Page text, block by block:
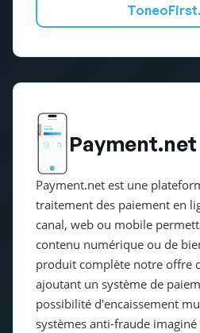
Payment.net
Payment.net est une
traitement des paiement en
canal, web ou mobile
contenu numérique ou de
produit complète notre offre
ajoutant un système de
possibilité d'encaissement
systèmes anti-fraude